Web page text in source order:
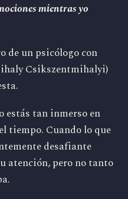
mientras yo
de un psicólogo con
Csikszentmihalyi)
estás tan inmerso en
tiempo. Cuando lo que
desafiante
atención, pero no tanto